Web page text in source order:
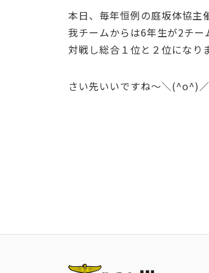
本日、毎年恒例の庭坂体協主
我チームからは6年生が2チ
対戦し総合１位と２位になり
さい先いいですね～＼(^o^)